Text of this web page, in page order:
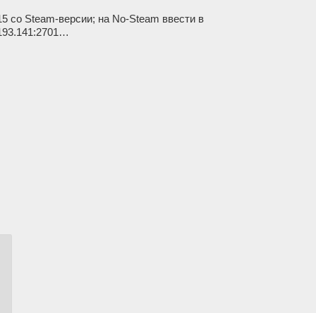
со Steam-версии; на No-Steam ввести в